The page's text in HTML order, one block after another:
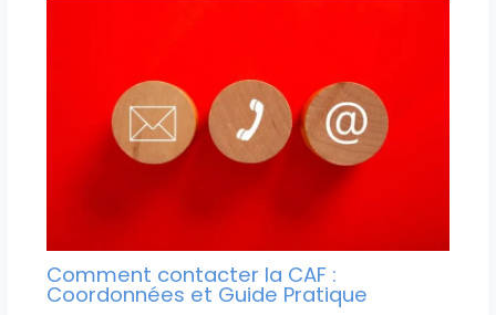
Comment contacter la CAF :
Coordonnées et Guide Pratique